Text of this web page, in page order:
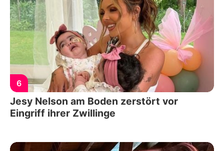
6
Jesy Nelson am Boden zerstört vor
Eingriff ihrer Zwillinge